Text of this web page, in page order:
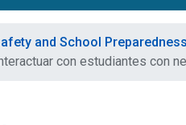
and School Preparedness
con estudiantes con